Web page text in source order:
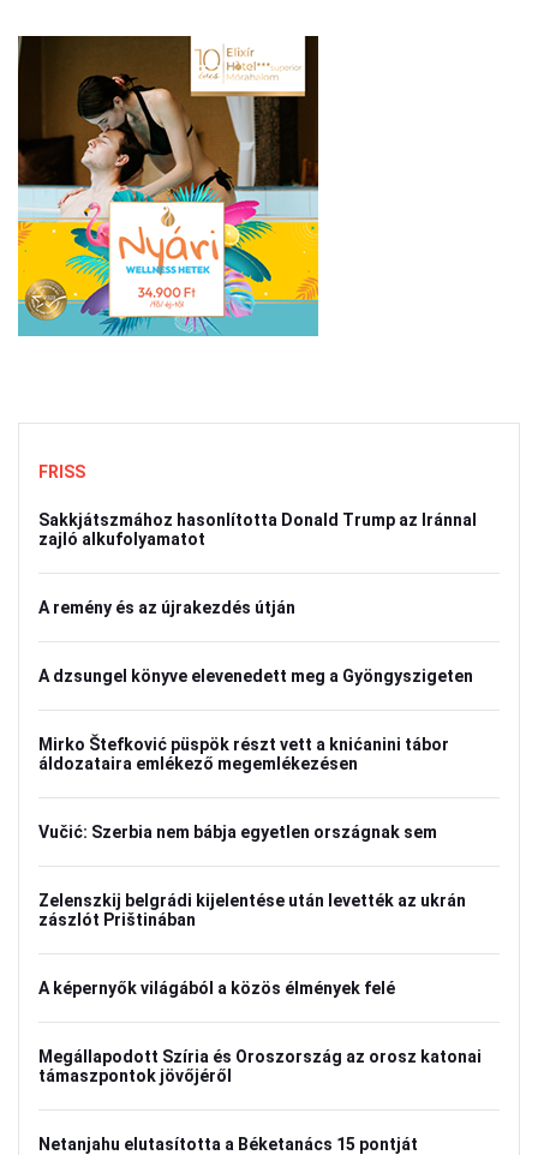
FRISS
Sakkjátszmához hasonlította Donald Trump az Iránnal
zajló alkufolyamatot
A remény és az újrakezdés útján
A dzsungel könyve elevenedett meg a Gyöngyszigeten
Mirko Štefković püspök részt vett a knićanini tábor
áldozataira emlékező megemlékezésen
Vučić: Szerbia nem bábja egyetlen országnak sem
Zelenszkij belgrádi kijelentése után levették az ukrán
zászlót Prištinában
A képernyők világából a közös élmények felé
Megállapodott Szíria és Oroszország az orosz katonai
támaszpontok jövőjéről
Netanjahu elutasította a Béketanács 15 pontját